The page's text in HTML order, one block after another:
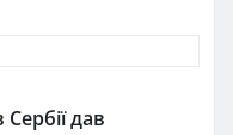
дав